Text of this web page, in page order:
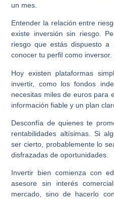
un mes.
Entender la relación entre
existe inversión sin riesgo.
riesgo que estás dispuesto a
conocer tu perfil como inversor.
Hoy existen plataformas
invertir, como los fondos
necesitas miles de euros para
información fiable y un plan
Desconfía de quienes te
rentabilidades altísimas. Si
ser cierto, probablemente lo
disfrazadas de oportunidades.
Invertir bien comienza con
asesore sin interés
mercado, sino de hacerlo